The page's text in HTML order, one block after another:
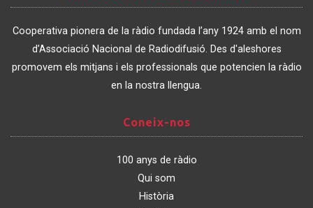
Associació
de
Catalunya
Cooperativa pionera de la ràdio fundada l’any 1924 amb el nom
d’Associació Nacional de Radiodifusió. Des d'aleshores
promovem els mitjans i els professionals que potencien la ràdio
en la nostra llengua.
nos
Coneix-nos
100 anys de ràdio
Qui som
Història